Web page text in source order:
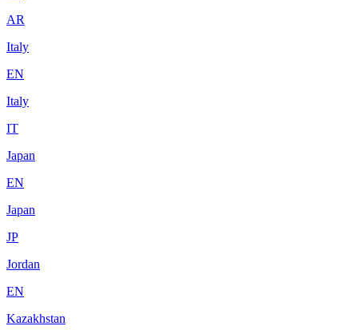
AR
Italy
EN
Italy
IT
Japan
EN
Japan
JP
Jordan
EN
Kazakhstan